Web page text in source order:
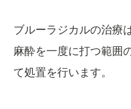
ブルーラジカルの治療
麻酔を一度に打つ範囲
て処置を行います。